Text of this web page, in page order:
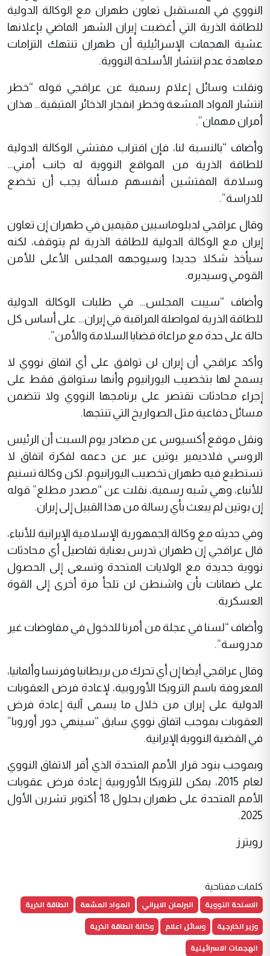
النووي في المستقبل تعاون طهران مع الوكالة الدولية
للطاقة الذرية التي أغضبت إيران الشهر الماضي بإعلانها
عشية الهجمات الإسرائيلية أن طهران تنتهك التزامات
معاهدة عدم انتشار الأسلحة النووية.
ونقلت وسائل إعلام رسمية عن عراقجي قوله “خطر
انتشار المواد المشعة وخطر انفجار الذخائر المتبقية… هذان
أمران مهمان”.
وأضاف “بالنسبة لنا، فإن اقتراب مفتشي الوكالة الدولية
للطاقة الذرية من المواقع النووية له جانب أمني…
وسلامة المفتشين أنفسهم مسألة يجب أن تخضع
للدراسة”.
وقال عراقجي لدبلوماسيين مقيمين في طهران إن تعاون
إيران مع الوكالة الدولية للطاقة الذرية لم يتوقف، لكنه
سيأخذ شكلا جديدا وسيوجهه المجلس الأعلى للأمن
القومي وسيديره.
وأضاف “سيبت المجلس… في طلبات الوكالة الدولية
للطاقة الذرية لمواصلة المراقبة في إيران… على أساس كل
حالة على حدة مع مراعاة قضايا السلامة والأمن”.
وأكد عراقجي أن إيران لن توافق على أي اتفاق نووي لا
يسمح لها بتخصيب اليورانيوم وأنها ستوافق فقط على
إجراء محادثات تقتصر على برنامجها النووي ولا تتضمن
مسائل دفاعية مثل الصواريخ التي تنتجها.
ونقل موقع أكسيوس عن مصادر يوم‭ ‬السبت أن الرئيس
الروسي فلاديمير بوتين عبر عن دعمه لفكرة اتفاق لا
تستطيع فيه طهران تخصيب اليورانيوم. لكن وكالة تسنيم
للأنباء، وهي شبه رسمية، نقلت عن “مصدر مطلع” قوله
إن بوتين لم يبعث بأي رسالة من هذا القبيل إلى إيران.
وفي حديثه مع وكالة الجمهورية الإسلامية الإيرانية للأنباء،
قال عراقجي إن طهران تدرس بعناية تفاصيل أي محادثات
نووية جديدة مع الولايات المتحدة وتسعى إلى الحصول
على ضمانات بأن واشنطن لن تلجأ مرة أخرى إلى القوة
العسكرية.
وأضاف “لسنا في عجلة من أمرنا للدخول في مفاوضات غير
مدروسة”.
وقال عراقجي أيضا إن أي تحرك من بريطانيا وفرنسا وألمانيا،
المعروفة باسم الترويكا الأوروبية، لإعادة فرض العقوبات
الدولية على إيران من خلال ما يسمى آلية إعادة فرض
العقوبات بموجب اتفاق نووي سابق “سينهي دور أوروبا”
في القضية النووية الإيرانية.
وبموجب بنود قرار الأمم المتحدة الذي أقر الاتفاق النووي
لعام 2015، يمكن للترويكا الأوروبية إعادة فرض عقوبات
الأمم المتحدة على طهران بحلول 18 أكتوبر تشرين الأول
2025.
رويترز
كلمات مفتاحية
الاسلحة النووية البرلمان الايراني المواد المشعة
الطاقة الذرية
وزير الخارجية
وسائل اعلام
وكالة الطاقة الذرية
الهجمات الاسرائيلية